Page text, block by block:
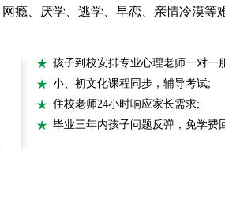
孩子到校安排专业心理老师一对一
小、初文化课程同步，辅导考试;
住校老师24小时响应家长需求;
毕业三年内孩子问题反弹，免学费
瘾、厌学、逃学、早恋、亲情冷漠